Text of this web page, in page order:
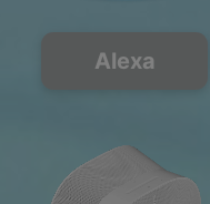
Alexa